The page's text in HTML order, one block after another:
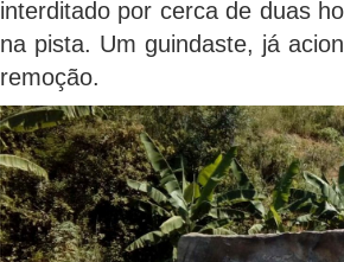
interditado por cerca de duas
na pista. Um guindaste, já
remoção.